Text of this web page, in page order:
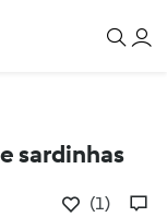
sardinhas
(1)